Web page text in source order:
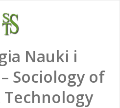
Nauki i
Sociology of
Technology